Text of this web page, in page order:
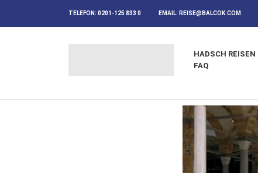
TELEFON: 0201-125 833 0 EMAIL: REISE@BALCOK.COM
HADSCH REISEN
FAQ